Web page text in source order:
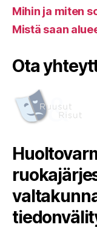
Mihin ja miten
Mistä saan
Ota